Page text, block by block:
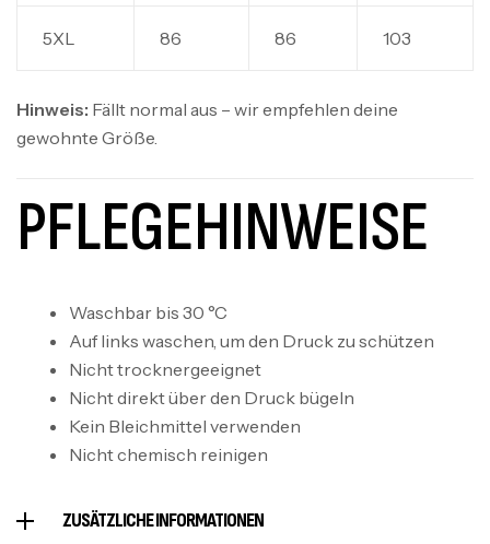
5XL 86 86 103
Hinweis: Fällt normal aus – wir empfehlen deine
gewohnte Größe.
PFLEGEHINWEISE
Waschbar bis 30 °C
Auf links waschen, um den Druck zu schützen
Nicht trocknergeeignet
Nicht direkt über den Druck bügeln
Kein Bleichmittel verwenden
Nicht chemisch reinigen
ZUSÄTZLICHE INFORMATIONEN